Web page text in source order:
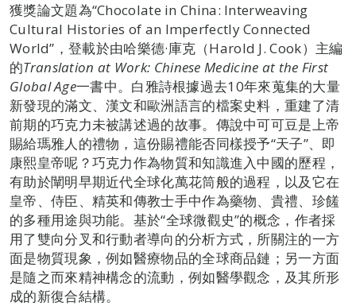
獲獎論文題為“Chocolate in China: Interweaving
Cultural Histories of an Imperfectly Connected
World”，登載於由哈樂德·庫克（Harold J. Cook）主編
的Translation at Work: Chinese Medicine at the First
Global Age一書中。白雅詩根據過去10年來蒐集的大量
新發現的滿文、漢文和歐洲語言的檔案史料，重建了清
前期的巧克力未被講述過的故事。傳說中可可豆是上帝
賜給瑪雅人的禮物，這份賜禮能否同樣授予“天子”、即
康熙皇帝呢？巧克力作為物質和知識進入中國的歷程，
有助於闡明早期近代全球化萬花筒般的過程，以及它在
皇帝、侍臣、精英和傳教士手中作為藥物、貴禮、珍饈
的多種用途與功能。基於“全球微觀史”的概念，作者採
用了雙向分叉和行動者導向的分析方式，所關注的一方
面是物質現象，例如醫療物品的全球商品鏈；另一方面
是隨之而來精神構念的流動，例如醫學觀念，及其所形
成的新復合結構。